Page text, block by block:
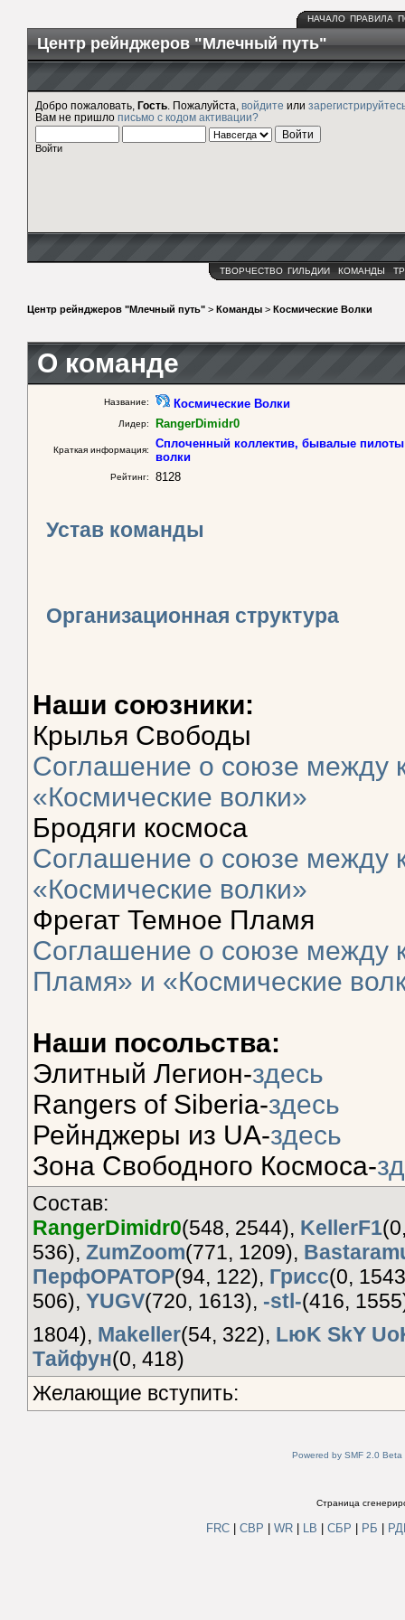
НАЧАЛО ПРАВИЛА
Центр рейнджеров "Млечный путь"
Добро пожаловать, Гость . Пожалуйста, войдите или
Вам не пришло письмо с кодом активации?
Войти
ТВОРЧЕСТВО ГИЛЬДИИ КОМАНДЫ
Центр рейнджеров "Млечный путь" > Команды > Космические Волки
О команде
Название: Космические Волки
Лидер: RangerDimidr0
Краткая информация:
Сплоченный коллектив, бывалые
волки
Рейтинг: 8128
Устав команды
Организационная структура
Наши союзники:
Крылья Свободы
Соглашение о союзе между
«Космические волки»
Бродяги космоса
Соглашение о союзе между
«Космические волки»
Фрегат Темное Пламя
Соглашение о союзе между
Пламя» и «Космические
Наши посольства:
Элитный Легион-здесь
Rangers of Siberia-здесь
Рейнджеры из UA-здесь
Зона Свободного Космоса-
Состав:
RangerDimidr0(548, 2544), KellerF1
536), ZumZoom(771, 1209),
ПерфОРАТОР(94, 122), Грисс(0,
506), YUGV(720, 1613), -stl-(416,
1804), Makeller(54, 322), LюK SkY
Tайфун(0, 418)
Желающие вступить:
Powered by SMF 2.0 Beta
Страница
FRC СВР WR LB СБР РБ